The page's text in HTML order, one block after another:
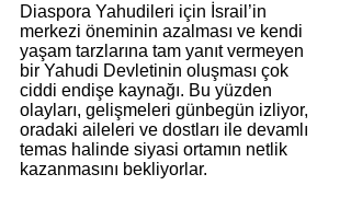
Diaspora Yahudileri için İsrail’in
merkezi öneminin azalması ve kendi
yaşam tarzlarına tam yanıt vermeyen
bir Yahudi Devletinin oluşması çok
ciddi endişe kaynağı. Bu yüzden
olayları, gelişmeleri günbegün izliyor,
oradaki aileleri ve dostları ile devamlı
temas halinde siyasi ortamın netlik
kazanmasını bekliyorlar.